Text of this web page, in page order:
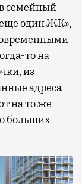
семейный
один ЖК»,
то на
из
адреса
на то же
больших